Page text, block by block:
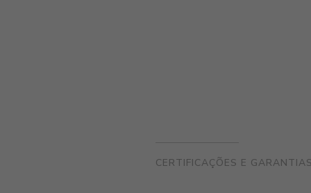
CERTIFICAÇÕES E GARANTIAS